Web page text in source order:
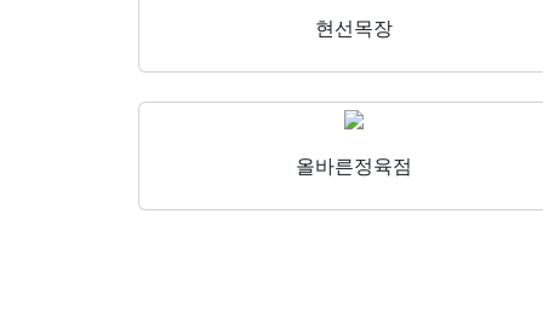
현선목장
올바른정육점